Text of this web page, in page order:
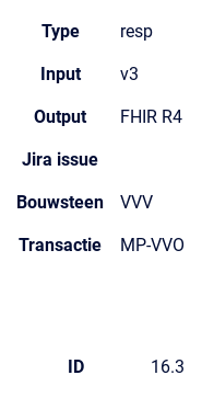
Type resp
Input v3
Output FHIR R4
Jira issue
Bouwsteen VVV
Transactie MP-VVO
ID 16.3